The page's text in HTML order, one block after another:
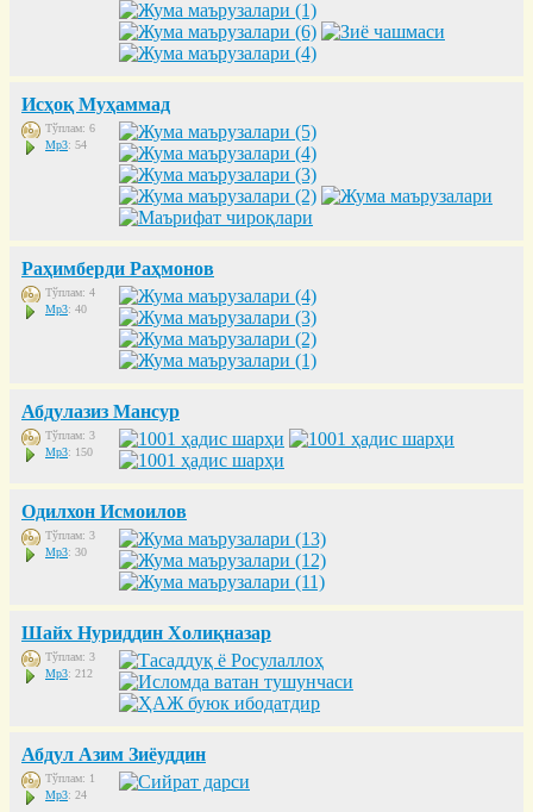
Исҳоқ Муҳаммад
Тўплам: 6
Mp3: 54
Раҳимберди Раҳмонов
Тўплам: 4
Mp3: 40
Абдулазиз Мансур
Тўплам: 3
Mp3: 150
Одилхон Исмоилов
Тўплам: 3
Mp3: 30
Шайх Нуриддин Холиқназар
Тўплам: 3
Mp3: 212
Абдул Азим Зиёуддин
Тўплам: 1
Mp3: 24